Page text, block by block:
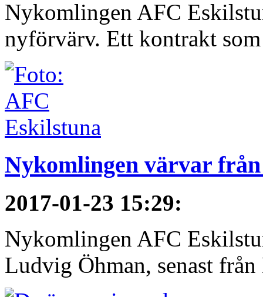
Nykomlingen AFC
nyförvärv. Ett kontrakt
Nykomlingen värvar
2017-01-23 15:29:
Nykomlingen AFC
Ludvig Öhman, senast